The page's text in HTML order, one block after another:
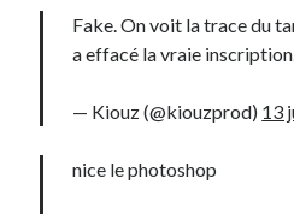
Fake. On voit la trace du
a effacé la vraie
— Kiouz (@kiouzprod) 13
nice le photoshop